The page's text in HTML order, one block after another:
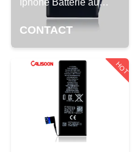
VISITE
D'USINE
CONTRÔLE
QUALITÉ
lithium-ion noir
CONTACT
HOT